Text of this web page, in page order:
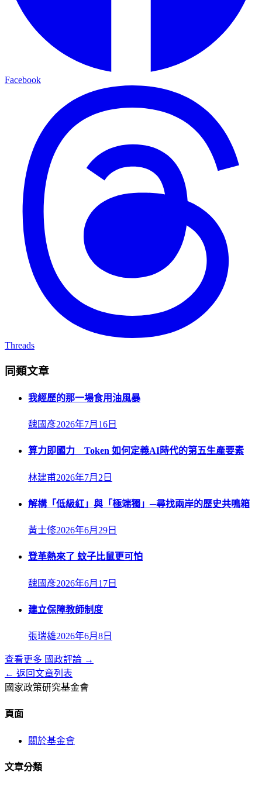
Facebook
Threads
同類文章
我經歷的那一場食用油風暴
魏國彥2026年7月16日
算力即國力 Token 如何定義AI時代的第五生產要素
林建甫2026年7月2日
解構「低級紅」與「極端獨」─尋找兩岸的歷史共鳴箱
黃士修2026年6月29日
登革熱來了 蚊子比鼠更可怕
魏國彥2026年6月17日
建立保障教師制度
張瑞雄2026年6月8日
查看更多 國政評論 →
← 返回文章列表
國家政策研究基金會
頁面
關於基金會
文章分類